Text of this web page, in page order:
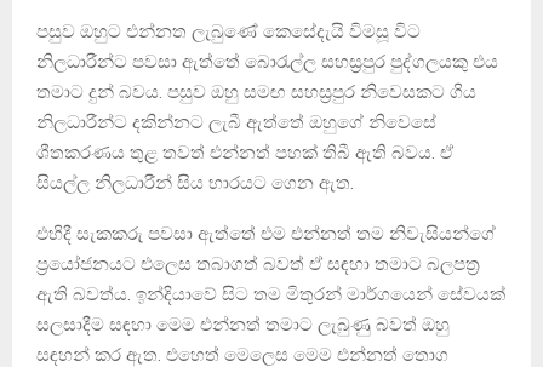
පසුව ඔහුට එන්නත ලැබුණේ කෙසේදැයි විමසූ විට
නිලධාරීන්ට පවසා ඇත්තේ බොරැල්ල සහස්‍රපුර පුද්ගලයකු එය
තමාට දුන් බවය. පසුව ඔහු සමඟ සහස්‍රපුර නිවෙසකට ගිය
නිලධාරීන්ට දකින්නට ලැබී ඇත්තේ ඔහුගේ නිවෙසේ
ශීතකරණය තුළ තවත් එන්නත් පහක් තිබී ඇති බවය. ඒ
සියල්ල නිලධාරීන් සිය භාරයට ගෙන ඇත.
එහිදී සැකකරු පවසා ඇත්තේ එම එන්නත් තම නිවැසියන්ගේ
ප්‍රයෝජනයට එලෙස තබාගත් බවත් ඒ සඳහා තමාට බලපත්‍ර
ඇති බවත්ය. ඉන්දියාවේ සිට තම මිතුරන් මාර්ගයෙන් සේවයක්
සලසාදීම සඳහා මෙම එන්නත් තමාට ලැබුණු බවත් ඔහු
සඳහන් කර ඇත. එහෙත් මෙලෙස මෙම එන්නත් තොග